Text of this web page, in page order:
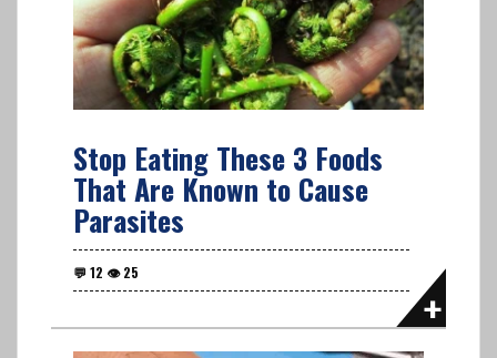
Stop Eating These 3 Foods
That Are Known to Cause
Parasites